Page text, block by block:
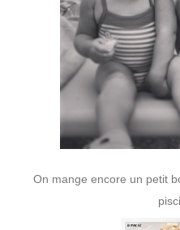
On mange encore un petit